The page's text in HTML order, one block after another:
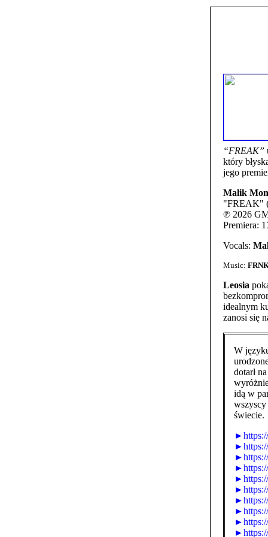
“FREAK”
który
jego
Malik
"FREAK"
℗ 2026
Premiera:
Vocals:
Music:
Leosia
idealnym
zanosi się
W
dotarł
idą w
wszyscy
świecie.